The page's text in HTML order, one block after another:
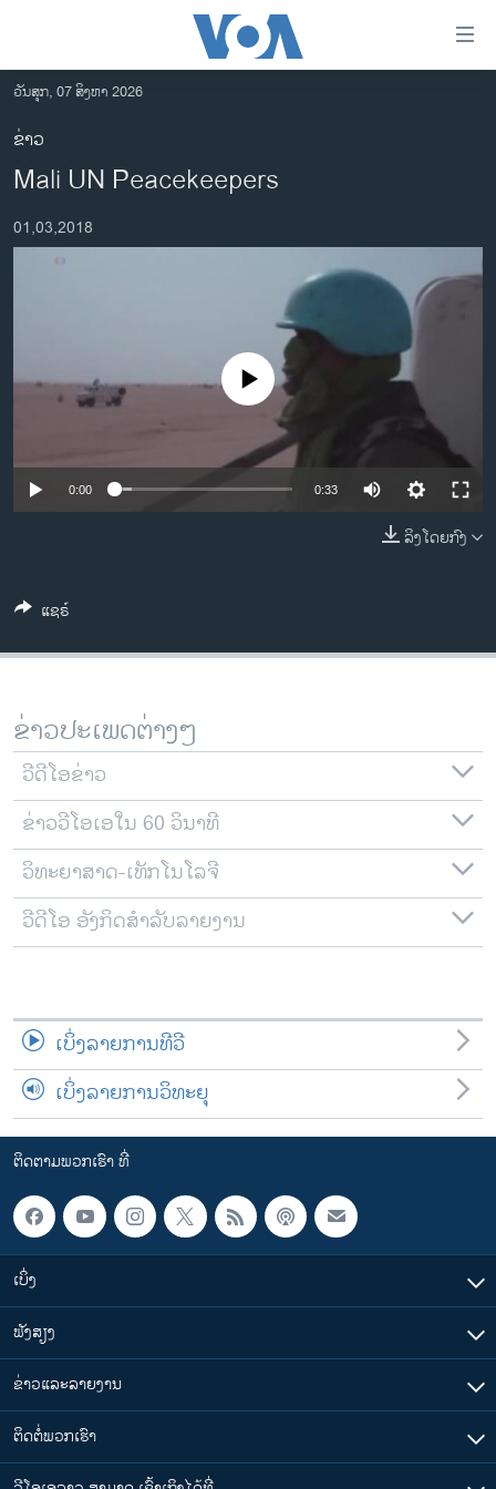
ເຂົ້າ
ຫາ
ຂ້າມ
ຂ້າມ
ໄປ
ອາເມຣິກາ
ການເລືອກຕັ້ງ ປະທານາທີບໍດີ ສະຫະລັດ 2024
ອິດສະຫຼະພາບດ້ານການຂ່າວ
ຊຸມຊົນຊາວລາວ
ວິທະຍາສາດ-ເທັກໂນໂລຈີ
ພາສາອັງກິດ
ລາຍການກະຈາຍສຽງ
ລາຍງານ
ຕິດຕາມພວກເຮົາ ທີ່
ພາສາຕ່າງໆ
ວັນສຸກ, 07 ສິງຫາ 2026
ຂ່າວ
Mali UN Peacekeepers
01,03,2018
No media source currently available
0:00 0:33
ລິງໂດຍກົງ
ແຊຣ໌
ຂ່າວປະເພດຕ່າງໆ
ວີດີໂອຂ່າວ
ຂ່າວວີໂອເອໃນ 60 ວິນາທີ
ວິທະຍາສາດ-ເທັກໂນໂລຈີ
ວີດີໂອ ອັງກິດສຳລັບລາຍງານ
ເບິ່ງລາຍການທີວີ
ເບິ່ງລາຍການວິທະຍຸ
ຕິດຕາມພວກເຮົາ ທີ່
ເບິ່ງ
ຟັງສຽງ
ຂ່າວແລະລາຍງານ
ຕິດຕໍ່ພວກເຮົາ